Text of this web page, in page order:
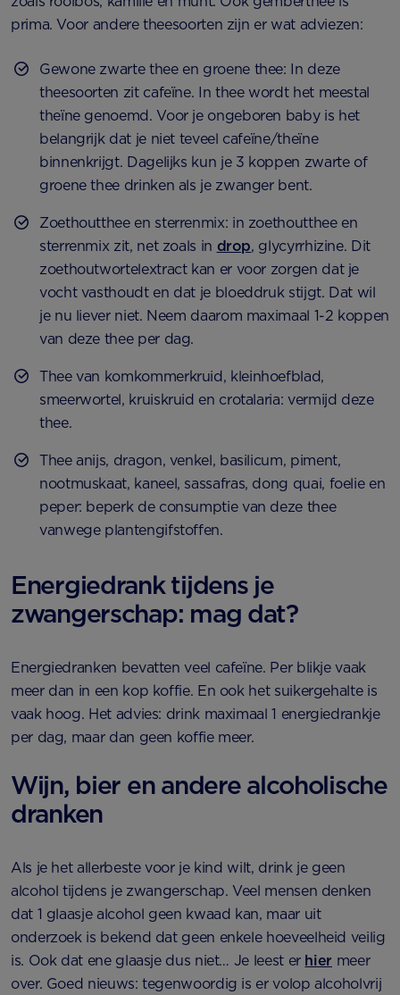
prima. Voor andere theesoorten zijn er wat adviezen:
Gewone zwarte thee en groene thee: In deze
theesoorten zit cafeïne. In thee wordt het meestal
theïne genoemd. Voor je ongeboren baby is het
belangrijk dat je niet teveel cafeïne/theïne
binnenkrijgt. Dagelijks kun je 3 koppen zwarte of
groene thee drinken als je zwanger bent.
Zoethoutthee en sterrenmix: in zoethoutthee en
sterrenmix zit, net zoals in drop, glycyrrhizine. Dit
zoethoutwortelextract kan er voor zorgen dat je
vocht vasthoudt en dat je bloeddruk stijgt. Dat wil
je nu liever niet. Neem daarom maximaal 1-2 koppen
van deze thee per dag.
Thee van komkommerkruid, kleinhoefblad,
smeerwortel, kruiskruid en crotalaria: vermijd deze
thee.
Thee anijs, dragon, venkel, basilicum, piment,
nootmuskaat, kaneel, sassafras, dong quai, foelie en
peper: beperk de consumptie van deze thee
vanwege plantengifstoffen.
Energiedrank tijdens je
zwangerschap: mag dat?
Energiedranken bevatten veel cafeïne. Per blikje vaak
meer dan in een kop koffie. En ook het suikergehalte is
vaak hoog. Het advies: drink maximaal 1 energiedrankje
per dag, maar dan geen koffie meer.
Wijn, bier en andere alcoholische
dranken
Als je het allerbeste voor je kind wilt, drink je geen
alcohol tijdens je zwangerschap. Veel mensen denken
dat 1 glaasje alcohol geen kwaad kan, maar uit
onderzoek is bekend dat geen enkele hoeveelheid veilig
is. Ook dat ene glaasje dus niet… Je leest er hier meer
over. Goed nieuws: tegenwoordig is er volop alcoholvrij